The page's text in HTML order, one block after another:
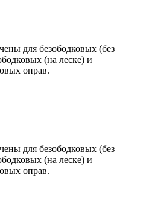
для безободковых (без
(на леске) и
оправ.
для безободковых (без
(на леске) и
оправ.